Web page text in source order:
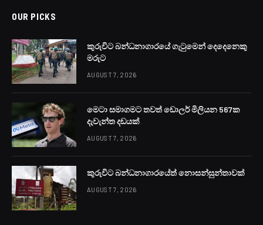
OUR PICKS
කුරුවිට බන්ධනාගාරයේ ගැටුමෙන් දෙදෙනෙකු
මරුට
AUGUST 7, 2026
මෙටා සමාගමට තවත් ඩොලර් මිලියන 567ක
දැවැන්ත දඩයක්
AUGUST 7, 2026
කුරුවිට බන්ධනාගාරයේත් නොසන්සුන්තාවක්
AUGUST 7, 2026